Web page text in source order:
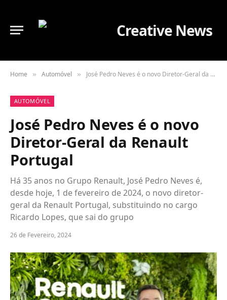
Home » Automóvel » José Pedro Neves é o novo Diretor-Geral da Renault Portugal
AUTOMÓVEL
José Pedro Neves é o novo
Diretor-Geral da Renault
Portugal
Há 35 anos no Grupo Renault, José Pedro Neves é,
desde hoje, 1 de fevereiro de 2024, o novo diretor-
geral da Renault Portugal, substituindo no cargo
Ricardo Lopes, que sai do grupo
26 de Fevereiro, 2024